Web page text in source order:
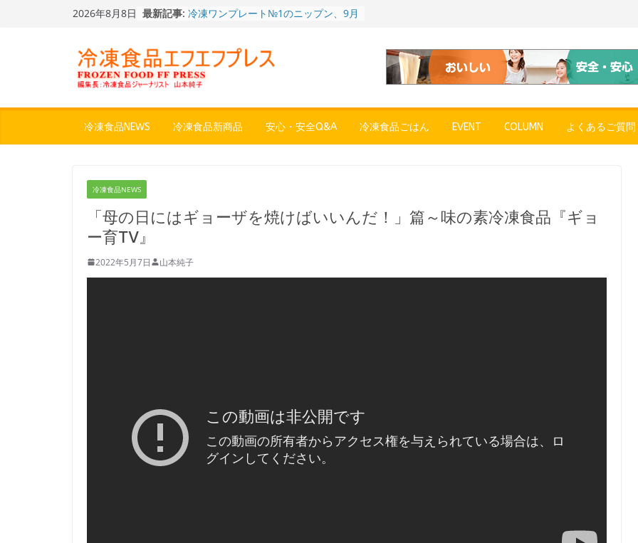
2026年8月8日 最新記事: 冷凍ワンプレート№1のニップン、9月
餃子キャラ”ぎょざ・ぎょざお”POPUP
ストアで作者にご挨拶、新作”れいと
うこ～こ～”を知る
WONDER YELLOW」復刻発売中
今まで無かった大盛！水から簡単レン
りお米メニュー人気1位はチャーハン
～ニチレイフーズ調べ
冷凍食品NEWS 冷凍食品新商品 安心・安全Q&A 冷凍食品ごはん EVENT COLUMN よくあるご質問
冷凍食品NEWS
「母の日にはギョーザを焼けばいいんだ！」篇～味の素冷凍食品『ギョ
ー育TV』
2022年5月7日 山本純子